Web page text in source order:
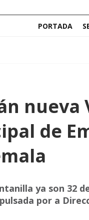
PORTADA
nueva
de
ya son 32
por a